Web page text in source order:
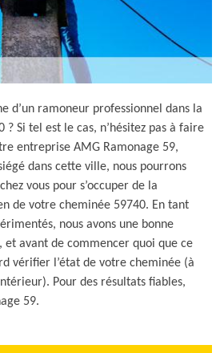
d’un ramoneur professionnel dans la
? Si tel est le cas, n’hésitez pas à faire
entreprise AMG Ramonage 59,
dans cette ville, nous pourrons
vous pour s’occuper de la
de votre cheminée 59740. En tant
nous avons une bonne
avant de commencer quoi que ce
vérifier l’état de votre cheminée (à
Pour des résultats fiables,
59.